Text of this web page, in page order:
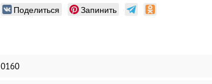
Поделиться Запинить
0160